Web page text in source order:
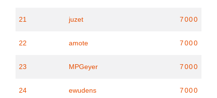
21 juzet 7000
22 amote 7000
23 MPGeyer 7000
24 ewudens 7000